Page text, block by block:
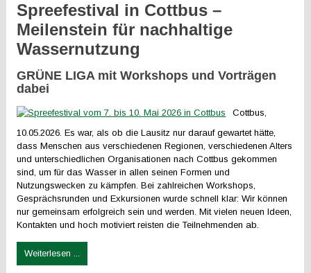
Spreefestival in Cottbus –
Meilenstein für nachhaltige
Wassernutzung
GRÜNE LIGA mit Workshops und Vorträgen
dabei
Cottbus,
10.05.2026. Es war, als ob die Lausitz nur darauf gewartet hätte,
dass Menschen aus verschiedenen Regionen, verschiedenen Alters
und unterschiedlichen Organisationen nach Cottbus gekommen
sind, um für das Wasser in allen seinen Formen und
Nutzungswecken zu kämpfen. Bei zahlreichen Workshops,
Gesprächsrunden und Exkursionen wurde schnell klar: Wir können
nur gemeinsam erfolgreich sein und werden. Mit vielen neuen Ideen,
Kontakten und hoch motiviert reisten die Teilnehmenden ab.
Weiterlesen ...